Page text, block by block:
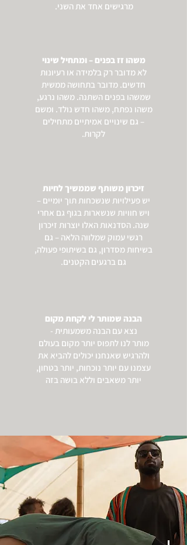
מרגישים אחד את השני.
משהו זז בפנים – ומתחיל שינוי
לא מדובר רק בלמידה או רעיונות
חדשים. מדובר בתחושה ממשית
שמשהו בפנים השתנה. משהו נרגע,
משהו נפתח, משהו חדש נולד. ומשם
– גם שינויים אמיתיים מתחילים
לקרות.
זיכרון משותף שממשיך לחיות
יש פעילויות שנשכחות תוך יומיים –
ויש חוויות שנשארות בגוף גם אחרי
שנה. הסדנאות האלו יוצרות זיכרון
רגשי עמוק שמלווה הלאה – גם
בשיחות מסדרון, גם בשיתופי פעולה,
גם ברגעים הקטנים.
הבנה שמותר לי לקחת מקום
נצא עם הבנה משמעותית -
מותר לנו לתפוס יותר מקום בעולם
ולהרגיש שאנחנו יכולים להביא את
עצמנו עם יותר נוכחות, יותר בטחון,
יותר משאבים וללא בושה בזה